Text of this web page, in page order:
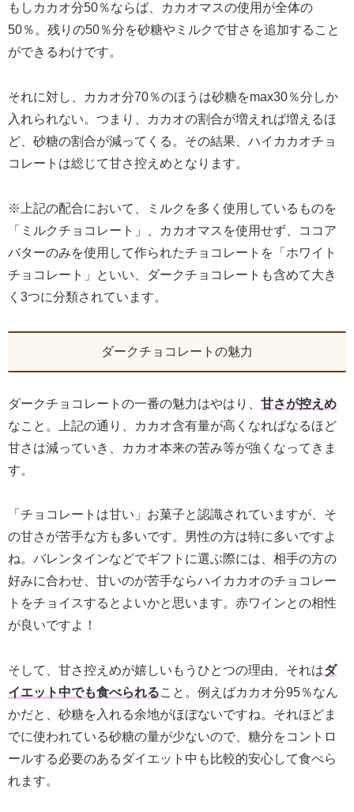
もしカカオ分50％ならば、カカオマスの使用が全体の
50％。残りの50％分を砂糖やミルクで甘さを追加すること
ができるわけです。
それに対し、カカオ分70％のほうは砂糖をmax30％分しか
入れられない。つまり、カカオの割合が増えれば増えるほ
ど、砂糖の割合が減ってくる。その結果、ハイカカオチョ
コレートは総じて甘さ控えめとなります。
※上記の配合において、ミルクを多く使用しているものを
「ミルクチョコレート」、カカオマスを使用せず、ココア
バターのみを使用して作られたチョコレートを「ホワイト
チョコレート」といい、ダークチョコレートも含めて大き
く3つに分類されています。
ダークチョコレートの魅力
ダークチョコレートの一番の魅力はやはり、 甘さが控えめ
なこと。上記の通り、カカオ含有量が高くなればなるほど
甘さは減っていき、カカオ本来の苦み等が強くなってきま
す。
「チョコレートは甘い」お菓子と認識されていますが、そ
の甘さが苦手な方も多いです。男性の方は特に多いですよ
ね。バレンタインなどでギフトに選ぶ際には、相手の方の
好みに合わせ、甘いのが苦手ならハイカカオのチョコレー
トをチョイスするとよいかと思います。赤ワインとの相性
が良いですよ！
そして、甘さ控えめが嬉しいもうひとつの理由、それはダ
イエット中でも食べられること。例えばカカオ分95％なん
かだと、砂糖を入れる余地がほぼないですね。それほどま
でに使われている砂糖の量が少ないので、糖分をコントロ
ールする必要のあるダイエット中も比較的安心して食べら
れます。